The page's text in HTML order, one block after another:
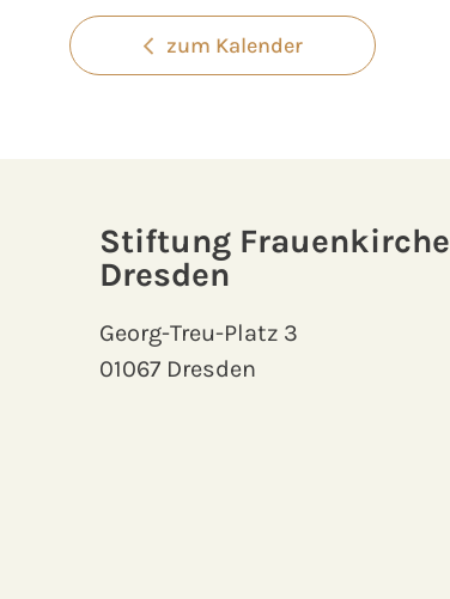
zum Kalender
Stiftung Frauenkirche
Dresden
Georg-Treu-Platz 3
01067 Dresden